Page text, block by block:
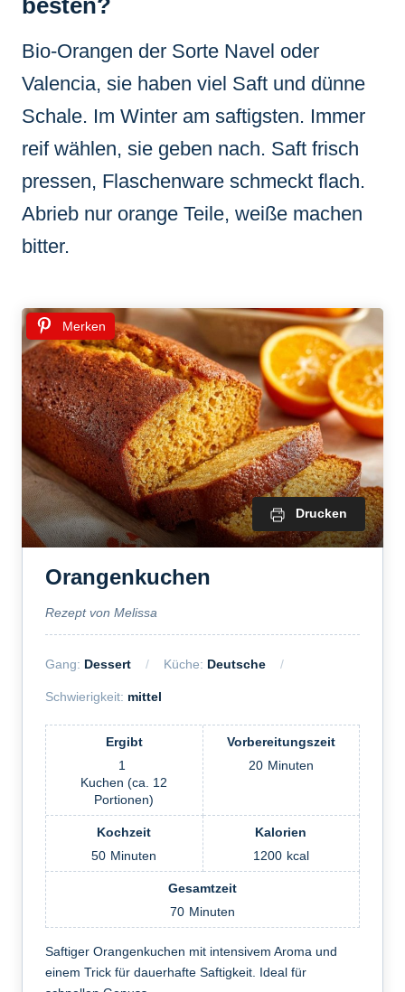
Bio-Orangen der Sorte Navel oder
Valencia, sie haben viel Saft und dünne
Schale. Im Winter am saftigsten. Immer
reif wählen, sie geben nach. Saft frisch
pressen, Flaschenware schmeckt flach.
Abrieb nur orange Teile, weiße machen
bitter.
Merken
Drucken
Orangenkuchen
Rezept von Melissa
Gang: Dessert Küche: Deutsche
Schwierigkeit: mittel
Ergibt
1
Kuchen (ca. 12
Portionen)
Vorbereitungszeit
20 Minuten
Kochzeit
50 Minuten
Kalorien
1200 kcal
Gesamtzeit
70 Minuten
Saftiger Orangenkuchen mit intensivem Aroma und
einem Trick für dauerhafte Saftigkeit. Ideal für